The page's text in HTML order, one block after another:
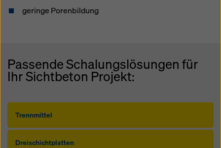
geringe Porenbildung
Passende Schalungslösungen für
Ihr Sichtbeton Projekt:
Trennmittel
Dreischichtplatten